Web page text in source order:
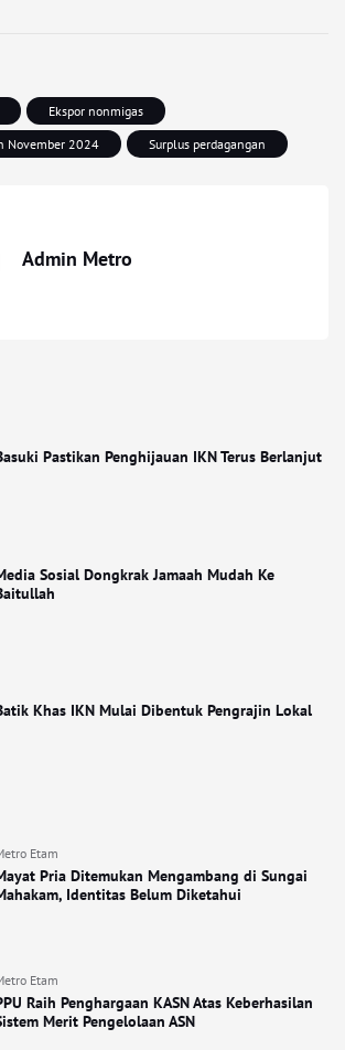
Ekspor nonmigas
November 2024
Surplus perdagangan
Admin Metro
Pastikan Penghijauan IKN Terus Berlanjut
Sosial Dongkrak Jamaah Mudah Ke
Khas IKN Mulai Dibentuk Pengrajin Lokal
Etam
Pria Ditemukan Mengambang di Sungai
Identitas Belum Diketahui
Etam
Raih Penghargaan KASN Atas Keberhasilan
Merit Pengelolaan ASN